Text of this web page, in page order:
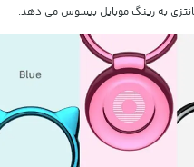
به رینگ موبایل بیسوس می دهد.